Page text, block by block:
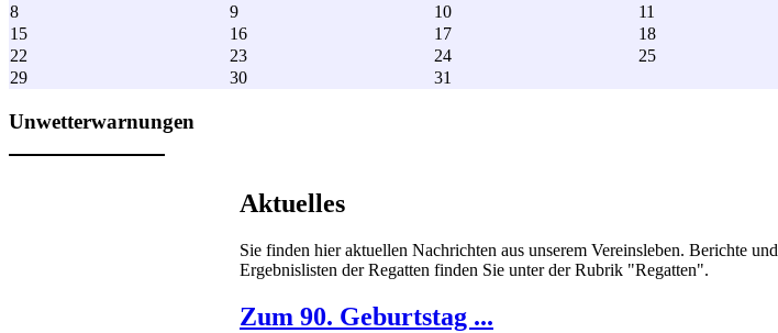
8
9 10 11
15
16 17 18
22
23 24 25
29
30 31
Unwetterwarnungen
Aktuelles
Sie finden hier aktuellen Nachrichten aus unserem Vereinsleben. Berichte und
Ergebnislisten der Regatten finden Sie unter der Rubrik "Regatten".
Zum 90. Geburtstag ...